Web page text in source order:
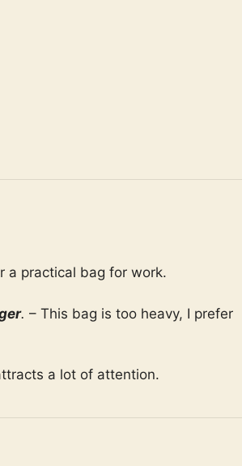
a practical bag for work.
. – This bag is too heavy, I prefer
a lot of attention.